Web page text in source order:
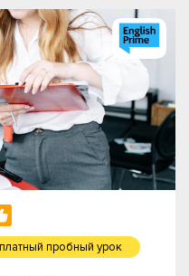
пробный урок